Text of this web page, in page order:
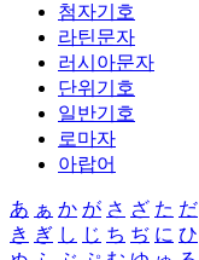
첨자기호
라틴문자
러시아문자
단위기호
일반기호
로마자
아랍어
あ ぁ か が さ ざ た だ
き ぎ し じ ち ぢ に ひ